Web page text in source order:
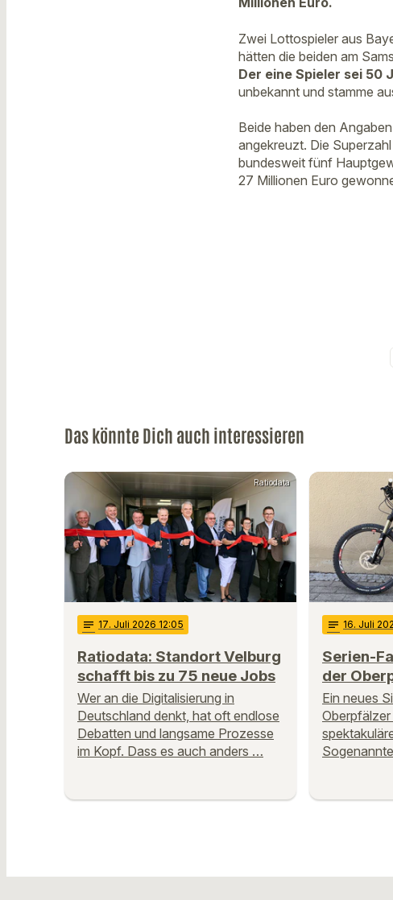
Zwei Lottospieler aus
hätten die beiden am
Der eine Spieler sei 50
unbekannt und stamme
Beide haben den
angekreuzt. Die
bundesweit fünf
27 Millionen Euro
Das könnte Dich auch interessieren
Ratiodata
notes 17. Juli 2026 12:05
Ratiodata: Standort Velburg
schafft bis zu 75 neue Jobs
Wer an die Digitalisierung in
Deutschland denkt, hat oft endlose
Debatten und langsame Prozesse
im Kopf. Dass es auch anders …
notes 16. Juli
Serien-
der
Ein neues